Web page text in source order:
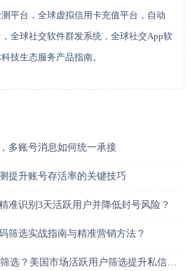
平台，全球虚拟信用卡充值平台，自动
全球社交软件群发系统，全球社交App软
技生态服务产品指南。
多账号消息如何统一承接
提升账号存活率的关键技巧
准识别3天活跃用户并降低封号风险？
筛选实战指南与精准营销方法？
？美国市场活跃用户筛选提升私信回复率